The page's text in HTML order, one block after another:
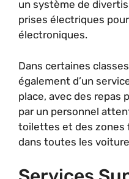
un système de
prises électriques
électroniques.
Dans certaines
également d’un
place, avec des repas
par un personnel
toilettes et des zones
dans toutes les